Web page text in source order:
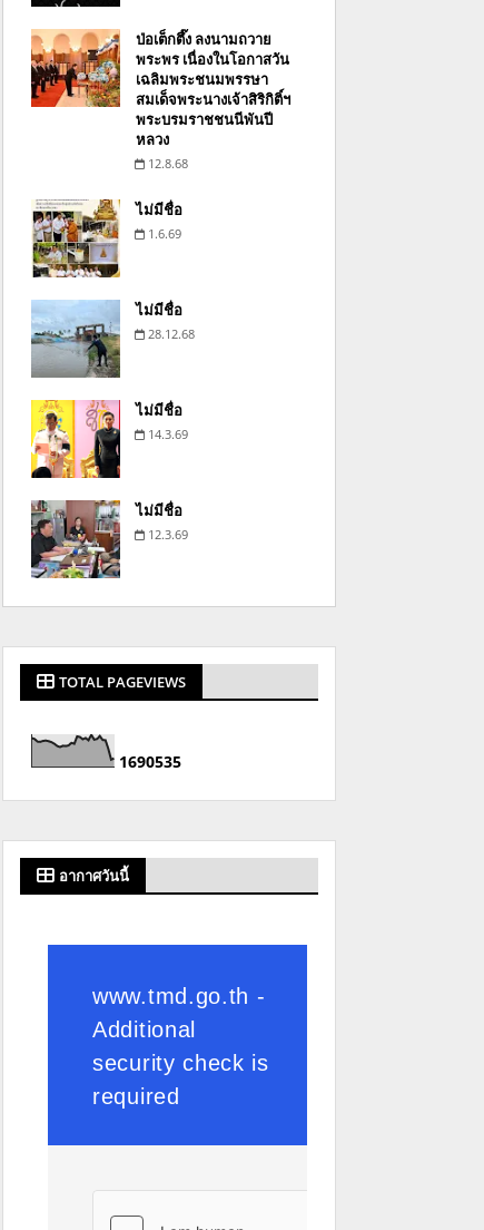
ป่อเต็กตึ๊ง ลงนามถวาย
พระพร เนื่องในโอกาสวัน
เฉลิมพระชนมพรรษา
สมเด็จพระนางเจ้าสิริกิติ์ฯ
พระบรมราชชนนีพันปี
หลวง
12.8.68
ไม่มีชื่อ
1.6.69
ไม่มีชื่อ
28.12.68
ไม่มีชื่อ
14.3.69
ไม่มีชื่อ
12.3.69
TOTAL PAGEVIEWS
1690535
อากาศวันนี้